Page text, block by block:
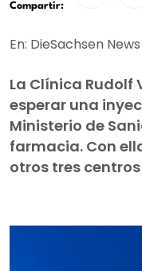
Compartir:
En: DieSachsen News
La Clínica Rudolf
esperar una
Ministerio de
farmacia. Con
otros tres